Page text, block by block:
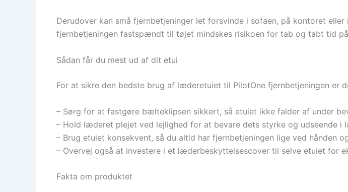
Derudover kan små fjernbetjeninger let forsvinde i sofaen, på kontoret
fjernbetjeningen fastspændt til tøjet mindskes risikoen for tab og tabt tid
Sådan får du mest ud af dit etui
For at sikre den bedste brug af læderetuiet til PilotOne fjernbetjeningen er
– Sørg for at fastgøre bælteklipsen sikkert, så etuiet ikke falder af under
– Hold læderet plejet ved lejlighed for at bevare dets styrke og udseende i
– Brug etuiet konsekvent, så du altid har fjernbetjeningen lige ved hånden
– Overvej også at investere i et læderbeskyttelsescover til selve etuiet for
Fakta om produktet